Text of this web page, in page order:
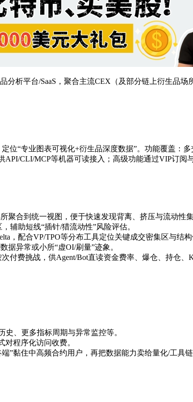
分析平台/SaaS，聚合主流CEX（及部分链上衍生品
位“专业图表可视化+衍生品深度数据”。功能覆盖：
CLI/MCP等机器可读接入；高级功能通过VIP订阅
聚合到统一视图，便于快速发现背离、挤压与流动性集
辅助短线“插针/猎流动性”风险评估。
，配合VP/TPO等分布工具定位关键成交密集区与结构
据异常或小所“虚OI/刷量”迹象。
次付费挑战，供Agent/Bot直读资金费率、爆仓、持仓、
史、更多指标周期与异常监控等。
对程序化访问收费。
”黏住中高频合约用户，再把数据能力卖给量化/工具链